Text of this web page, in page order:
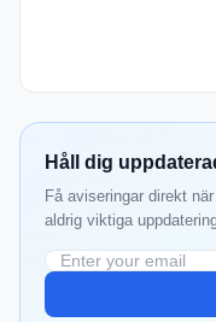
Håll dig
Få aviseringar direkt
aldrig viktiga